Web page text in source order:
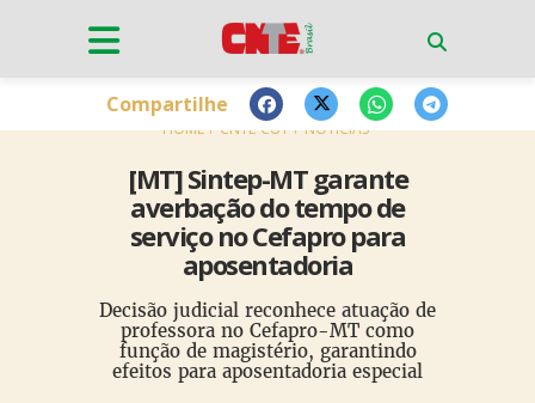
HOME CNTE-CUT NOTÍCIAS
[MT] Sintep-MT garante
averbação do tempo de
serviço no Cefapro para
aposentadoria
Decisão judicial reconhece atuação de
professora no Cefapro-MT como
função de magistério, garantindo
efeitos para aposentadoria especial
Compartilhe